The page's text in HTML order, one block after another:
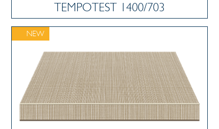
TEMPOTEST 1400/703
NEW